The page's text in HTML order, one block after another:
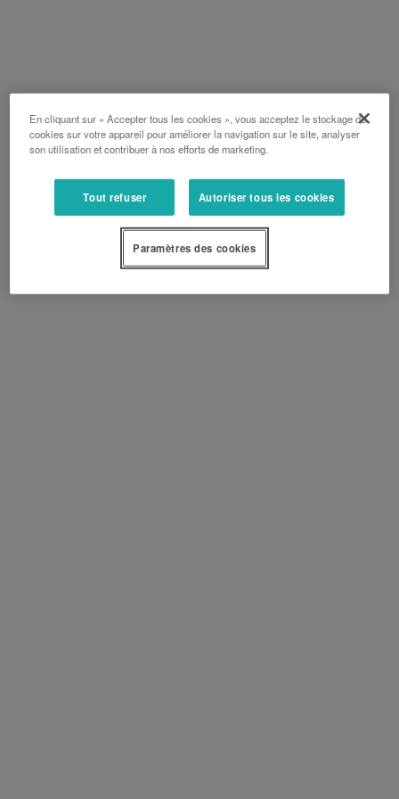
En cliquant sur « Accepter tous les cookies », vous acceptez le stockage de
cookies sur votre appareil pour améliorer la navigation sur le site, analyser
son utilisation et contribuer à nos efforts de marketing.
Tout refuser Autoriser tous les cookies
Paramètres des cookies